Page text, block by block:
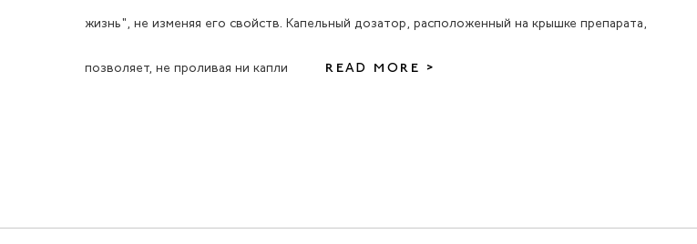
жизнь", не изменяя его свойств. Капельный дозатор, расположенный на крышке препарата,
позволяет, не проливая ни капли READ MORE >